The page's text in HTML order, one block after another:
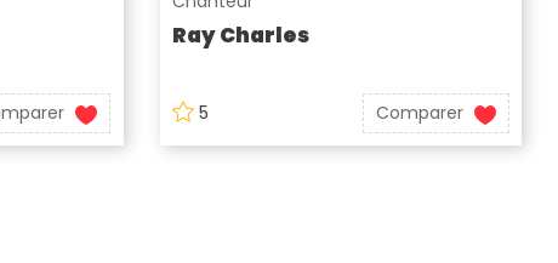
Ray Charles
5 Comparer